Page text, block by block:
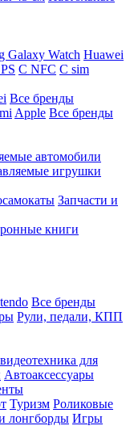
Galaxy Watch Huawei
C NFC C sim
Все бренды
Apple Все бренды
автомобили
игрушки
Запчасти и
книги
Все бренды
Рули, педали, КПП
для
Автоаксессуары
Туризм Роликовые
лонгборды Игры